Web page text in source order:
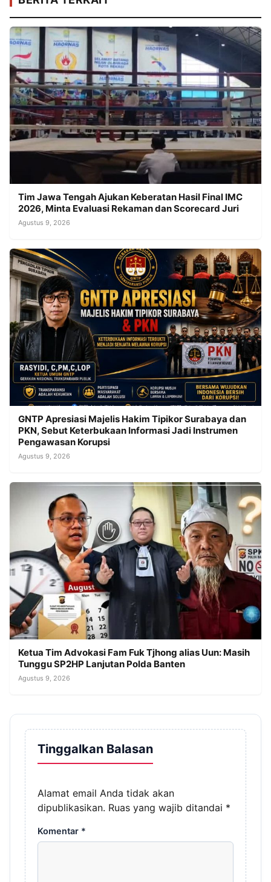
Tim Jawa Tengah Ajukan Keberatan Hasil Final IMC
2026, Minta Evaluasi Rekaman dan Scorecard Juri
Agustus 9, 2026
GNTP Apresiasi Majelis Hakim Tipikor Surabaya dan
PKN, Sebut Keterbukaan Informasi Jadi Instrumen
Pengawasan Korupsi
Agustus 9, 2026
Ketua Tim Advokasi Fam Fuk Tjhong alias Uun: Masih
Tunggu SP2HP Lanjutan Polda Banten
Agustus 9, 2026
Tinggalkan Balasan
Alamat email Anda tidak akan
dipublikasikan. Ruas yang wajib ditandai *
Komentar *